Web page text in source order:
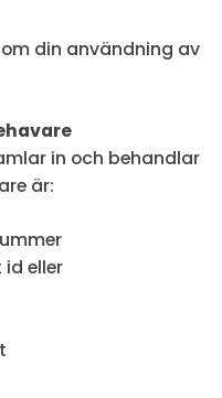
din användning av
in och behandlar
är:
eller